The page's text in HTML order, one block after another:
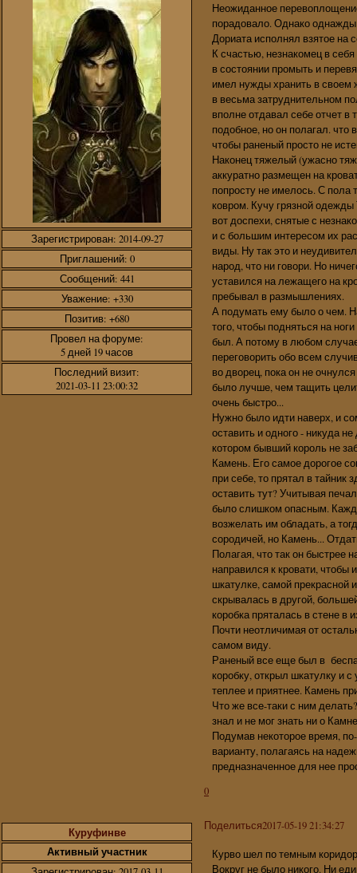
Зарегистрирован: 2014-09-27
Приглашений: 0
Сообщений: 441
Уважение: +330
Позитив: +680
Провел на форуме:
5 дней 19 часов
Последний визит:
2021-03-11 23:00:32
Неожиданное
порадовало. Однако
Дориата исполнял взятое на
К счастью, незнакомец в
в состоянии промыть и
имел нужды хранить в своем
в весьма затруднительном
вполне отдавал себе отчет
подобное, но он полагал. что
чтобы раненый просто не
Наконец тяжелый (ужасно
аккуратно размещен на
попросту не имелось. С
ковром. Кучу грязной
вот доспехи, снятые с
и с большим интересом их
виды. Ну так это и
народ, что ни говори. Но
уставился на лежащего на
пребывал в размышлениях.
А подумать ему было о чем.
того, чтобы подняться на
был. А потому в любом
переговорить обо всем
во дворец, пока он не
было лучше, чем тащить
очень быстро...
Нужно было идти наверх, и
оставить и одного - никуда
котором бывший король не
Камень. Его самое дорогое
при себе, то прятал в тайник
оставить тут? Учитывая
было слишком опасным.
возжелать им обладать, а
сородичей, но Камень...
Полагая, что так он быстрее
направился к кровати,
шкатулке, самой прекрасной
скрывалась в другой,
коробка пряталась в стене в
Почти неотличимая от
самом виду.
Раненый все еще был в
коробку, открыл шкатулку и
теплее и приятнее. Камень
Что же все-таки с ним
знал и не мог знать ни о
Подумав некоторое время,
варианту, полагаясь на
предназначенное для нее
0
Поделиться2017-05-19 21:34:27
Куруфинве
Активный участник
Курво шел по темным
Вокруг не было никого. Ни